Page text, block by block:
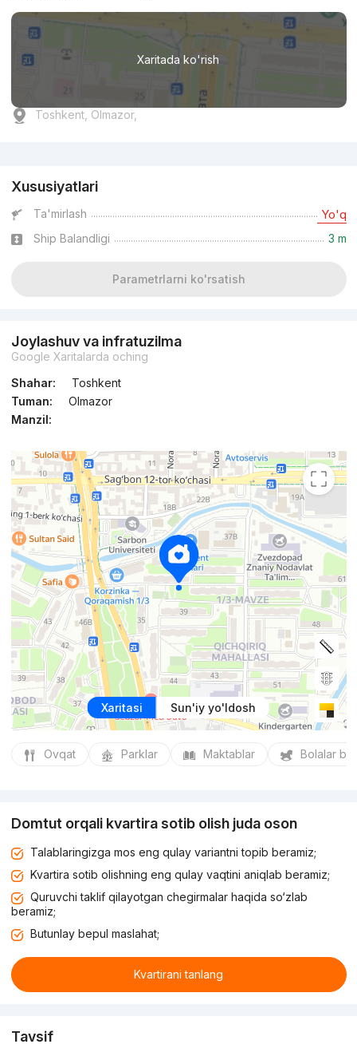
Xaritada ko'rish
Toshkent, Olmazor,
Xususiyatlari
Ta'mirlash Yo'q
Ship Balandligi 3 m
Parametrlarni ko'rsatish
Joylashuv va infratuzilma
Google Xaritalarda oching
Shahar:
Toshkent
Tuman:
Olmazor
Manzil:
Xaritasi Sun'iy yo'ldosh
Ovqat Parklar Maktablar Bolalar
Domtut orqali kvartira sotib olish juda oson
Talablaringizga mos eng qulay variantni topib beramiz;
Kvartira sotib olishning eng qulay vaqtini aniqlab beramiz;
Quruvchi taklif qilayotgan chegirmalar haqida so‘zlab
beramiz;
Butunlay bepul maslahat;
Kvartirani tanlang
Tavsif